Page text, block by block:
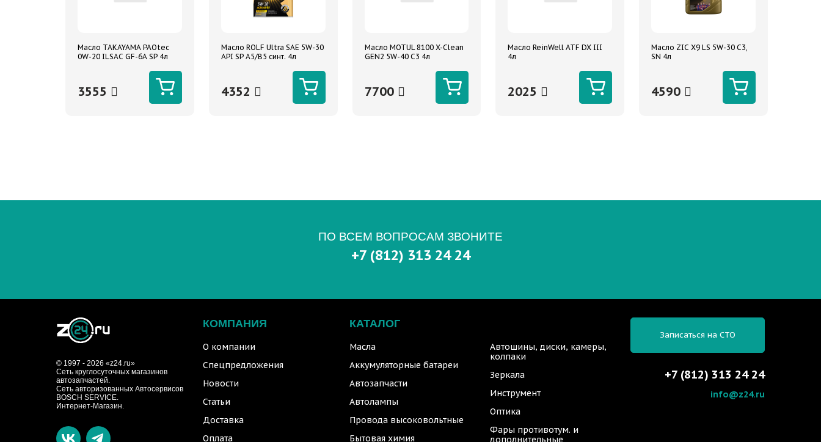
Масло TAKAYAMA PAOtec
0W-20 ILSAC GF-6A SP 4л
3555
Масло ROLF Ultra SAE 5W-30
API SP A5/B5 синт. 4л
4352
Масло MOTUL 8100 X-Clean
GEN2 5W-40 C3 4л
7700
Масло ReinWell ATF DX III
4л
2025
Масло ZIC X9 LS 5W-30 C3,
SN 4л
4590
ПО ВСЕМ ВОПРОСАМ ЗВОНИТЕ
+7 (812) 313 24 24
© 1997 - 2026 «z24.ru»
Cеть круглосуточных магазинов
автозапчастей.
Сеть авторизованных Автосервисов
BOSCH SERVICE.
Интернет-Магазин.
КОМПАНИЯ
О компании
Спецпредложения
Новости
Статьи
Доставка
Оплата
КАТАЛОГ
Масла
Аккумуляторные батареи
Автозапчасти
Автолампы
Провода высоковольтные
Бытовая химия
Автошины, диски, камеры,
колпаки
Зеркала
Инструмент
Оптика
Фары противотум. и
дополнительные
Записаться на СТО
+7 (812) 313 24 24
info@z24.ru